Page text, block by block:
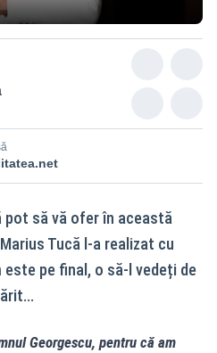
pot să vă ofer în această
Tucă l-a realizat cu
este pe final, o să-l vedeți de
Georgescu, pentru că am